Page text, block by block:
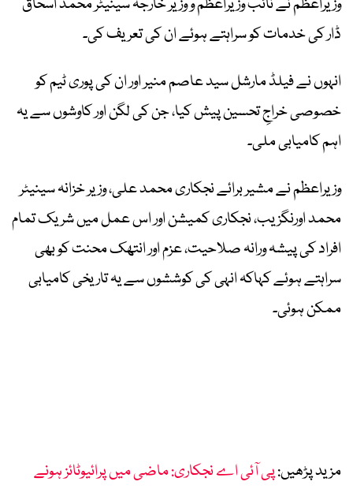
وزیراعظم نے نائب وزیراعظم و وزیر خارجہ سینیٹر محمد اسحاق
ڈار کی خدمات کو سراہتے ہوئے ان کی تعریف کی۔
انہوں نے فیلڈ مارشل سید عاصم منیر اور ان کی پوری ٹیم کو
خصوصی خراجِ تحسین پیش کیا، جن کی لگن اور کاوشوں سے یہ
اہم کامیابی ملی۔
وزیراعظم نے مشیر برائے نجکاری محمد علی، وزیر خزانہ سینیٹر
محمد اورنگزیب، نجکاری کمیشن اور اس عمل میں شریک تمام
افراد کی پیشہ ورانہ صلاحیت، عزم اور انتھک محنت کو بھی
سراہتے ہوئے کہاکہ انہی کی کوششوں سے یہ تاریخی کامیابی
ممکن ہوئی۔
مزید پڑھیں:پی آئی اے نجکاری: ماضی میں پرائیوٹائز ہونے